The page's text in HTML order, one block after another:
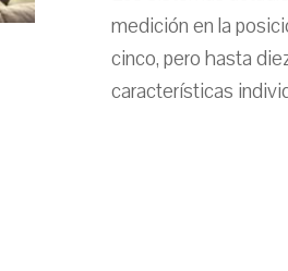
medición en la
cinco, pero hasta
características